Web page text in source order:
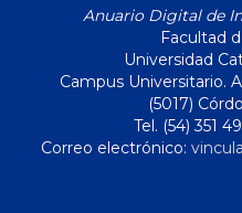
Anuario Digital de
Facultad
Universidad
Campus Universitario.
(5017)
Tel. (54) 351
Correo electrónico: